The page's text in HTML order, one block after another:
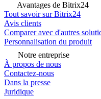
Avantages de Bitrix24
Tout savoir sur Bitrix24
Avis clients
Comparer avec d'autres
Personnalisation du produit
Notre entreprise
À propos de nous
Contactez-nous
Dans la presse
Juridique